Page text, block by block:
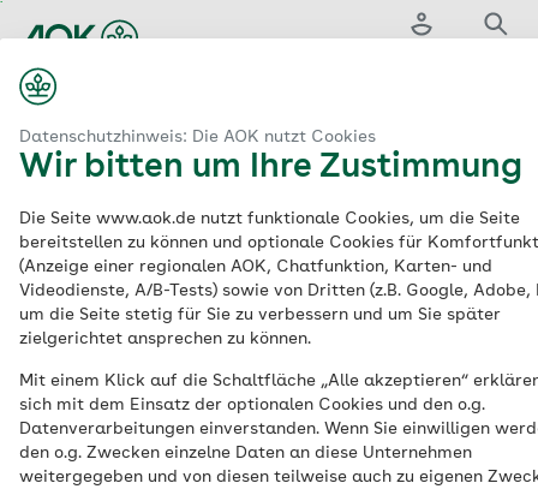
Datenschutzhinweis: Die AOK nutzt Cookies
Wir bitten um Ihre Zustimmung
Die Seite www.aok.de nutzt funktionale Cookies, um die Seite
bereitstellen zu können und optionale Cookies für
(Anzeige einer regionalen AOK, Chatfunktion, Karten- und
Videodienste, A/B-Tests) sowie von Dritten (z.B. Google, Adobe,
um die Seite stetig für Sie zu verbessern und um Sie später
zielgerichtet ansprechen zu können.
Mit einem Klick auf die Schaltfläche „Alle akzeptieren“
sich mit dem Einsatz der optionalen Cookies und den o.g.
Datenverarbeitungen einverstanden. Wenn Sie einwilligen
den o.g. Zwecken einzelne Daten an diese Unternehmen
weitergegeben und von diesen teilweise auch zu eigenen
Hauptinhalt
springen
ausgezeichneteAOK
Die AOK ist eine vielfach ausgezeichnete
Krankenkasse. Verschiedene Institutionen
und Zeitschriften haben die Krankenkasse
mit ihren Siegeln und Auszeichnungen
bedacht – ein klarer Pluspunkt im